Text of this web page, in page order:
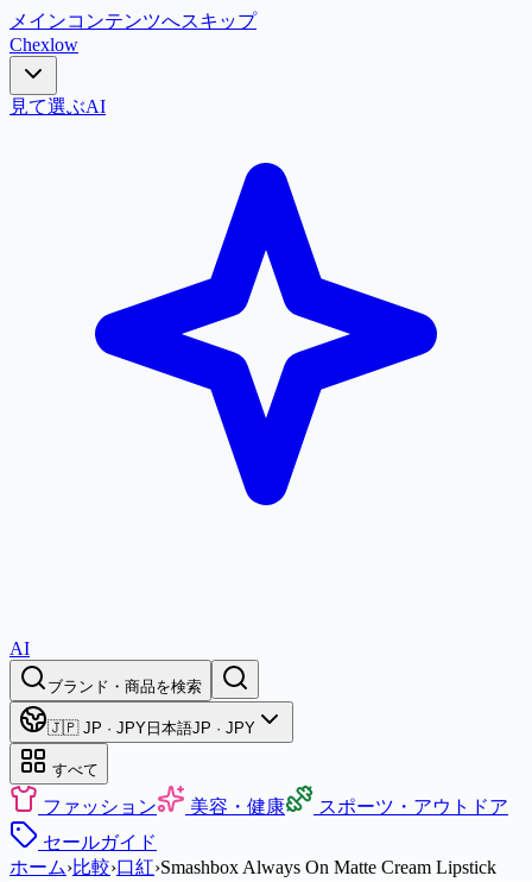
メインコンテンツへスキップ
Chexlow
見て選ぶAI
AI
ブランド・商品を検索
🇯🇵 JP · JPY 日本語JP · JPY
すべて
ファッション 美容・健康
スポーツ・アウトドア
セールガイド
ホーム›比較›口紅›Smashbox Always On Matte Cream Lipstick